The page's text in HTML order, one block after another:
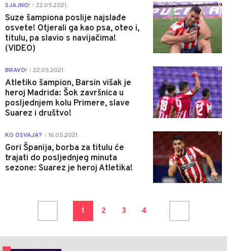
SJAJNO! 22.05.2021.
Suze šampiona poslije najslađe
osvete! Otjerali ga kao psa, oteo i,
titulu, pa slavio s navijačima!
(VIDEO)
0
BRAVO! 22.05.2021.
Atletiko šampion, Barsin višak je
heroj Madrida: Šok završnica u
posljednjem kolu Primere, slave
Suarez i društvo!
0
KO OSVAJA? 16.05.2021.
Gori Španija, borba za titulu će
trajati do posljednjeg minuta
sezone: Suarez je heroj Atletika!
0
1 2 3 4